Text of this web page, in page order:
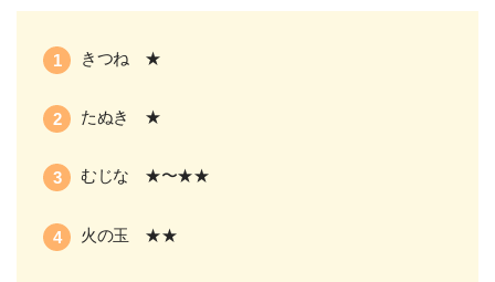
きつね ★
たぬき ★
むじな ★〜★★
火の玉 ★★